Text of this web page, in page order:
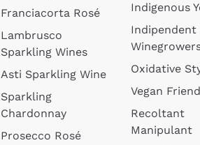
Franciacorta Rosé
Lambrusco
Sparkling Wines
Asti Sparkling Wine
Sparkling
Chardonnay
Prosecco Rosé
Indigenous
Indipendent
Oxidative
Vegan
Recoltant
Manipulant